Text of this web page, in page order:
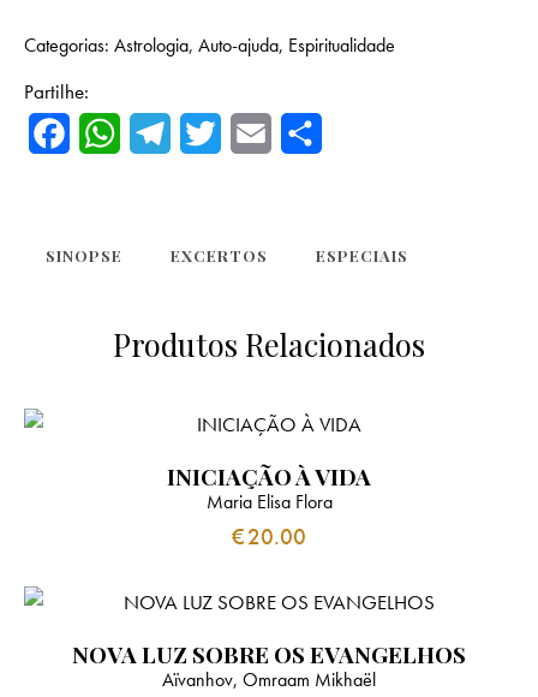
Categorias: Astrologia, Auto-ajuda, Espiritualidade
Partilhe:
e
W
A
e
r
t
e
r
SINOPSE EXCERTOS ESPECIAIS
Produtos Relacionados
INICIAÇÃO À VIDA
Maria Elisa Flora
€20.00
NOVA LUZ SOBRE OS EVANGELHOS
Aïvanhov, Omraam Mikhaël